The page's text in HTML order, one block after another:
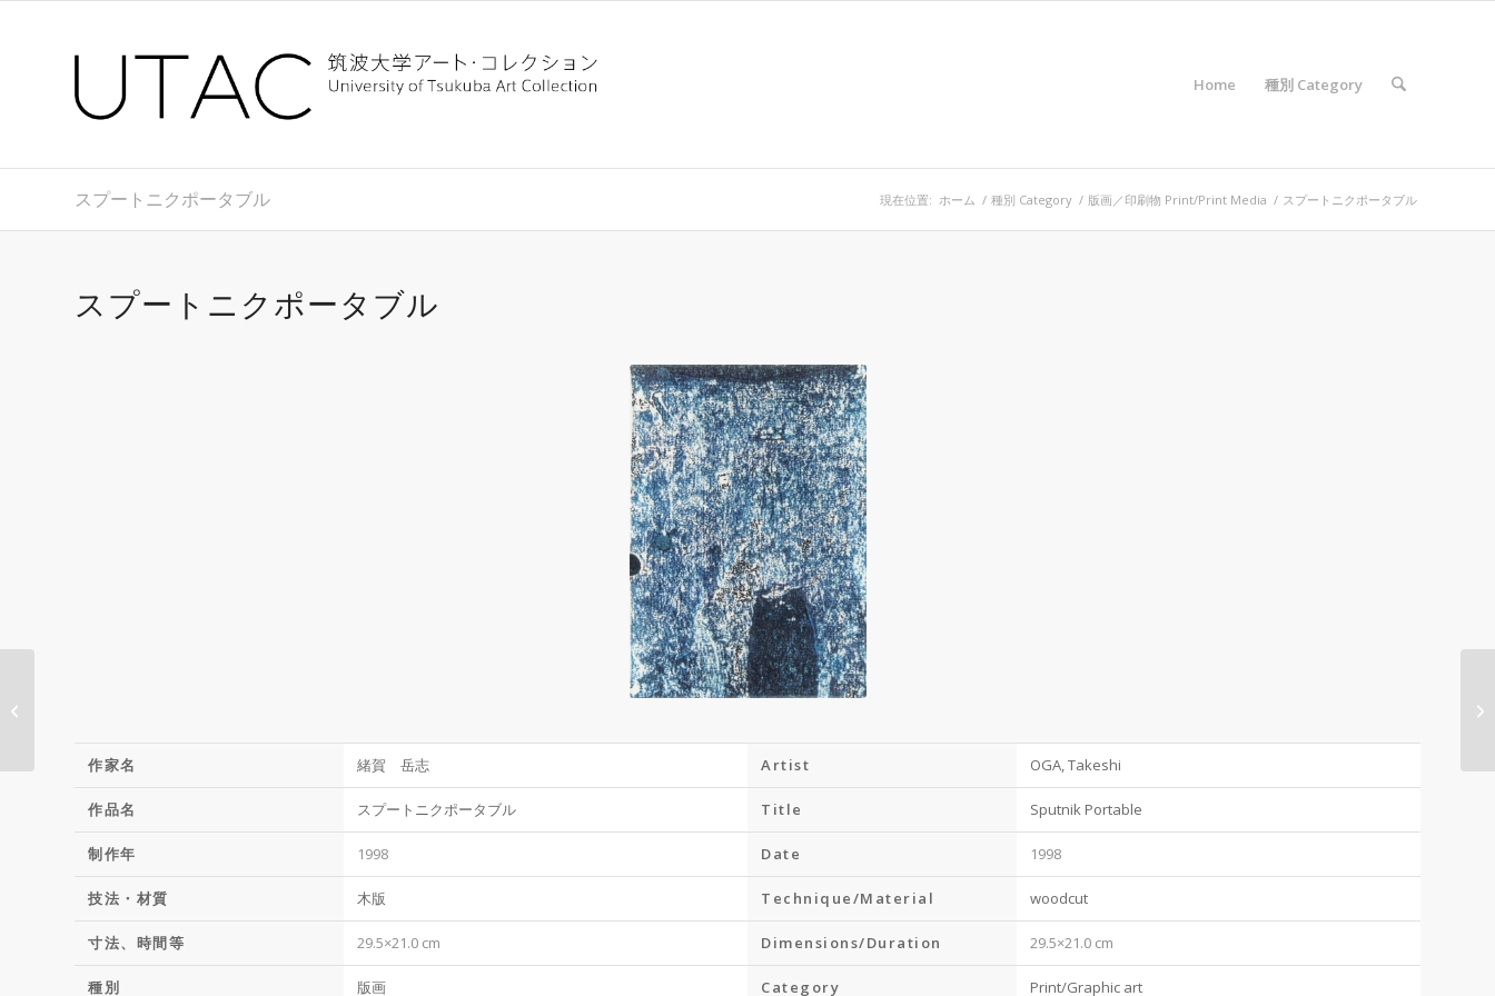
Home 種別 Category
スプートニクポータブル 現在位置: ホーム / 種別 Category / 版画／印刷物 Print/Print Media / スプートニクポータブル
スプートニクポータブル
作家名 緒賀 岳志 Artist OGA, Takeshi
作品名 スプートニクポータブル Title Sputnik Portable
制作年 1998 Date 1998
技法・材質 木版 Technique/Material woodcut
寸法、時間等 29.5×21.0 cm Dimensions/Duration 29.5×21.0 cm
種別 版画 Category Print/Graphic art